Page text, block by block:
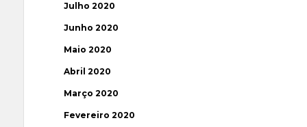
Julho 2020
Junho 2020
Maio 2020
Abril 2020
Março 2020
Fevereiro 2020